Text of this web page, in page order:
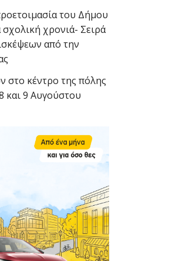
του Δήμου
σχολική χρονιά- Σειρά
από την
στο κέντρο της πόλης
και 9 Αυγούστου